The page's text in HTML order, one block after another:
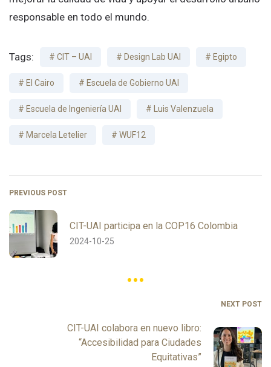
responsable en todo el mundo.
Tags: CIT – UAI Design Lab UAI Egipto
El Cairo Escuela de Gobierno UAI
Escuela de Ingeniería UAI Luis Valenzuela
Marcela Letelier WUF12
PREVIOUS POST
CIT-UAI participa en la COP16 Colombia
2024-10-25
NEXT POST
CIT-UAI colabora en nuevo libro:
“Accesibilidad para Ciudades
Equitativas”